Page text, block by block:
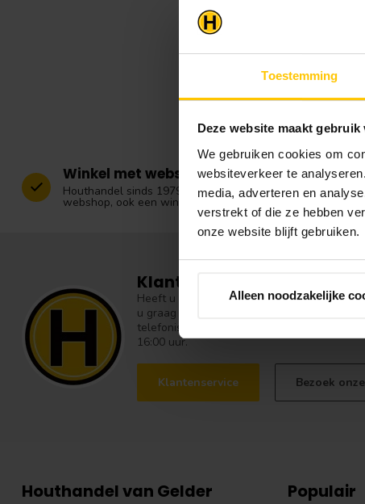
Toestemming
Deze website maakt gebruik
We gebruiken cookies om
websiteverkeer te
media, adverteren en
verstrekt of die ze hebben
onze website blijft gebruiken.
Alleen noodzakelijke
Winkel met webshop
Houthandel sinds 1979. Wij hebben naast onze
webshop, ook een winkel nabij Zwolle.
Klantenservice
Heeft u vragen over onze producten of
u graag te woord en geven graag
telefonische helpdesk zijn: Maandag t/m
16:00 uur.
Klantenservice Bezoek
Houthandel van Gelder Populair